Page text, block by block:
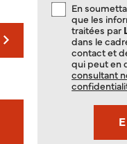
En
que les
traitées par
dans le
contact et
qui peut en
consultant